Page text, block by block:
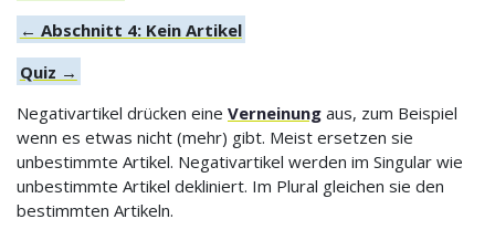
← Abschnitt 4: Kein Artikel
Quiz →
Negativartikel drücken eine Verneinung aus, zum Beispiel
wenn es etwas nicht (mehr) gibt. Meist ersetzen sie
unbestimmte Artikel. Negativartikel werden im Singular wie
unbestimmte Artikel dekliniert. Im Plural gleichen sie den
bestimmten Artikeln.